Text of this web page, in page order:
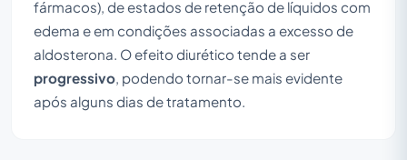
fármacos), de estados de retenção de líquidos com
edema e em condições associadas a excesso de
aldosterona. O efeito diurético tende a ser
progressivo , podendo tornar-se mais evidente
após alguns dias de tratamento.